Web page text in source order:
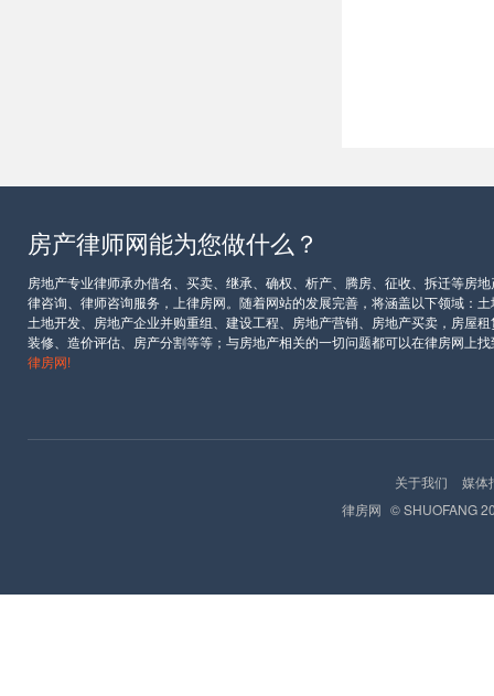
房产律师网能为您做什么？
房地产专业律师承办借名、买卖、继承、确权、析产、腾房、征收、拆迁等房
律咨询、律师咨询服务，上律房网。随着网站的发展完善，将涵盖以下领域：
土地开发、房地产企业并购重组、建设工程、房地产营销、房地产买卖，房屋
装修、造价评估、房产分割等等；与房地产相关的一切问题都可以在律房网上
律房网!
关于我们
媒体
律房网 © SHUOFANG